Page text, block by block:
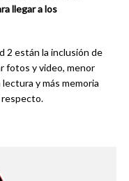
llegar a los
2 están la inclusión de
fotos y video, menor
y más memoria
respecto.